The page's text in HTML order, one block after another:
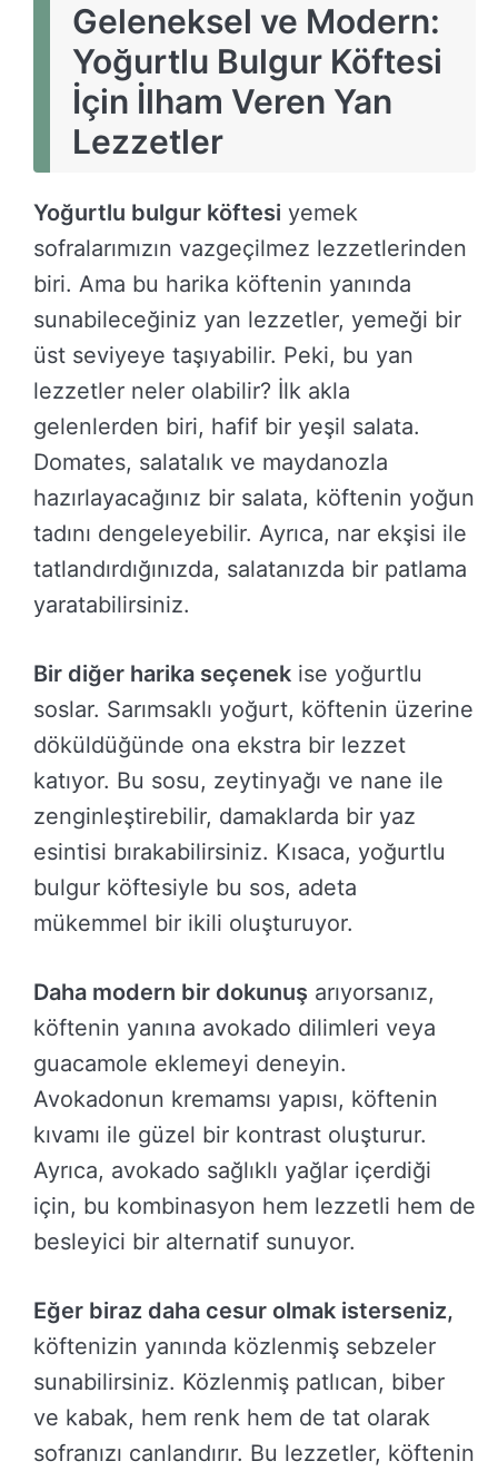
Geleneksel ve Modern:
Yoğurtlu Bulgur Köftesi
İçin İlham Veren Yan
Lezzetler
Yoğurtlu bulgur köftesi yemek
sofralarımızın vazgeçilmez lezzetlerinden
biri. Ama bu harika köftenin yanında
sunabileceğiniz yan lezzetler, yemeği bir
üst seviyeye taşıyabilir. Peki, bu yan
lezzetler neler olabilir? İlk akla
gelenlerden biri, hafif bir yeşil salata.
Domates, salatalık ve maydanozla
hazırlayacağınız bir salata, köftenin yoğun
tadını dengeleyebilir. Ayrıca, nar ekşisi ile
tatlandırdığınızda, salatanızda bir patlama
yaratabilirsiniz.
Bir diğer harika seçenek ise yoğurtlu
soslar. Sarımsaklı yoğurt, köftenin üzerine
döküldüğünde ona ekstra bir lezzet
katıyor. Bu sosu, zeytinyağı ve nane ile
zenginleştirebilir, damaklarda bir yaz
esintisi bırakabilirsiniz. Kısaca, yoğurtlu
bulgur köftesiyle bu sos, adeta
mükemmel bir ikili oluşturuyor.
Daha modern bir dokunuş arıyorsanız,
köftenin yanına avokado dilimleri veya
guacamole eklemeyi deneyin.
Avokadonun kremamsı yapısı, köftenin
kıvamı ile güzel bir kontrast oluşturur.
Ayrıca, avokado sağlıklı yağlar içerdiği
için, bu kombinasyon hem lezzetli hem de
besleyici bir alternatif sunuyor.
Eğer biraz daha cesur olmak isterseniz,
köftenizin yanında közlenmiş sebzeler
sunabilirsiniz. Közlenmiş patlıcan, biber
ve kabak, hem renk hem de tat olarak
sofranızı canlandırır. Bu lezzetler, köftenin